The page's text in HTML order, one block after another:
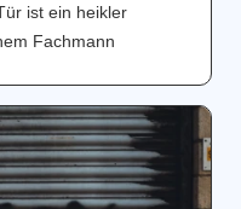
ist ein heikler
Fachmann